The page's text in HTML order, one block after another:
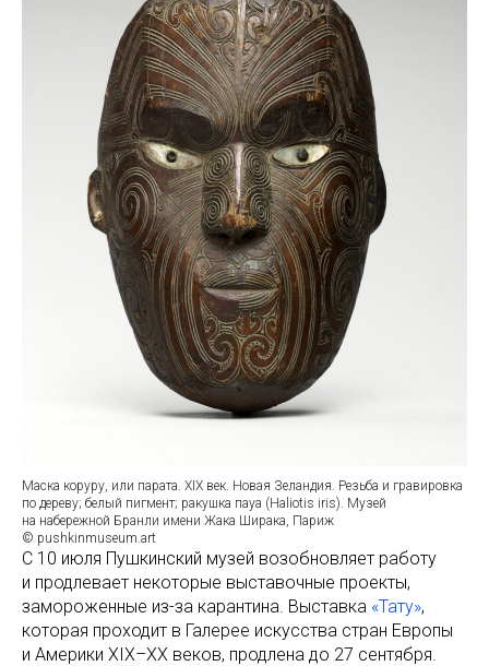
Маска коруру, или парата. XIX век. Новая Зеландия. Резьба и гравировка
по дереву; белый пигмент; ракушка пауа (Haliotis iris). Музей
на набережной Бранли имени Жака Ширака, Париж
© pushkinmuseum.art
С 10 июля Пушкинский музей возобновляет работу
и продлевает некоторые выставочные проекты,
замороженные из-за карантина. Выставка «Тату»,
которая проходит в Галерее искусства стран Европы
и Америки XIX–XX веков, продлена до 27 сентября.